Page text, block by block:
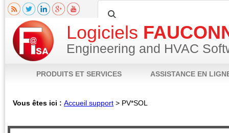
Logiciels
Engineering and HVAC
PRODUITS ET SERVICES ASSISTANCE EN
Vous êtes ici : Accueil support > PV*SOL